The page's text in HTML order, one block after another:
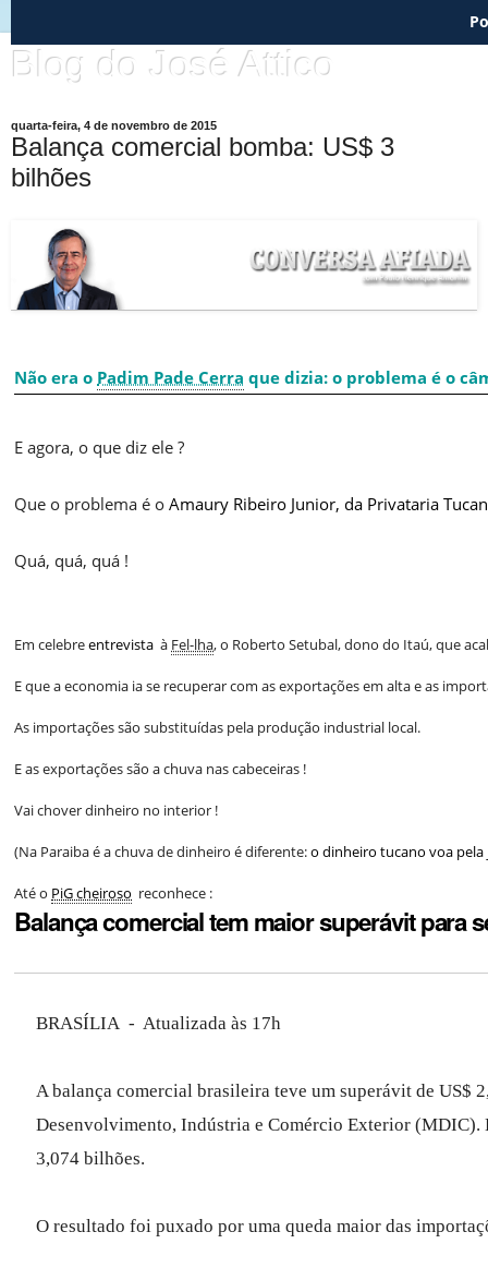
Blog do José Attico
quarta-feira, 4 de novembro de 2015
Balança comercial bomba: US$ 3
bilhões
Não era oPadim Pade Cerra que dizia: o problema é o
E agora, o que diz ele ?
Que o problema é oAmaury Ribeiro Junior, da Privataria
Quá, quá, quá !
Em celebreentrevista à Fel-lha, o Roberto Setubal, dono do Itaú, que
E que a economia ia se recuperar com as exportações em alta e as
As importações são substituídas pela produção industrial local.
E as exportações são a chuva nas cabeceiras !
Vai chover dinheiro no interior !
(Na Paraiba é a chuva de dinheiro é diferente:o dinheiro tucano voa pela
Até o PiG cheiroso reconhece :
Balança comercial tem maior superávit para
BRASÍLIA - Atualizada às 17h
A balança comercial brasileira teve um superávit de
Desenvolvimento, Indústria e Comércio Exterior (MDIC).
3,074 bilhões.
O resultado foi puxado por uma queda maior das